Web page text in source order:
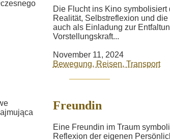
Die Flucht ins Kino
Realität, Selbstreflexion und
auch als Einladung zur
Vorstellungskraft...
November 11, 2024
Bewegung, Reisen, Transport
Freundin
Eine Freundin im Traum
Reflexion der eigenen